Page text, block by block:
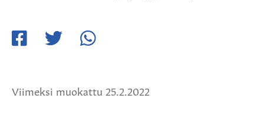
Viimeksi muokattu 25.2.2022